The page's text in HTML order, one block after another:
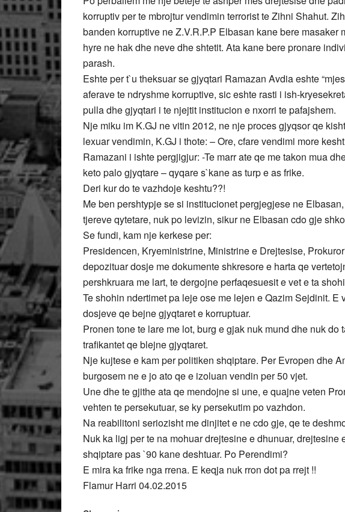
korruptiv per te mbrojtur vendimin terrorist te Zihni Shahut.
banden korruptive ne Z.V.R.P.P Elbasan kane bere masaker
hyre ne hak dhe neve dhe shtetit. Ata kane bere pronare
parash.
Eshte per t`u theksuar se gjyqtari Ramazan Avdia eshte
aferave te ndryshme korruptive, sic eshte rasti i ish-
pulla dhe gjyqtari i te njejtit institucion e nxorri te pafajshem.
Nje miku im K.GJ ne vitin 2012, ne nje proces gjyqsor qe
lexuar vendimin, K.GJ i thote: – Ore, cfare vendimi more
Ramazani i ishte pergjigjur: -Te marr ate qe me takon mua
keto palo gjyqtare – qyqare s`kane as turp e as frike.
Deri kur do te vazhdoje keshtu??!
Me ben pershtypje se si institucionet pergjegjese ne
tjereve qytetare, nuk po levizin, sikur ne Elbasan cdo gje
Se fundi, kam nje kerkese per:
Presidencen, Kryeministrine, Ministrine e Drejtesise,
depozituar dosje me dokumente shkresore e harta qe
pershkruara me lart, te dergojne perfaqesuesit e vet e ta
Te shohin ndertimet pa leje ose me lejen e Qazim Sejdinit. E
dosjeve qe bejne gjyqtaret e korruptuar.
Pronen tone te lare me lot, burg e gjak nuk mund dhe nuk do
trafikantet qe blejne gjyqtaret.
Nje kujtese e kam per politiken shqiptare. Per Evropen dhe
burgosem ne e jo ato qe e izoluan vendin per 50 vjet.
Une dhe te gjithe ata qe mendojne si une, e quajne veten
vehten te persekutuar, se ky persekutim po vazhdon.
Na reabilitoni seriozisht me dinjitet e ne cdo gje, qe te
Nuk ka ligj per te na mohuar drejtesine e dhunuar, drejtesine
shqiptare pas `90 kane deshtuar. Po Perendimi?
E mira ka frike nga rrena. E keqja nuk rron dot pa rrejt !!
Flamur Harri 04.02.2015